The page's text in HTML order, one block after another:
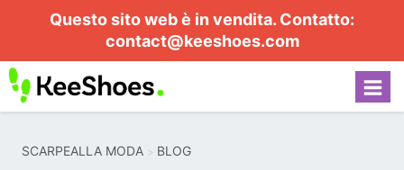
Questo sito web è in vendita. Contatto:
contact@keeshoes.com
SCARPEALLA MODA BLOG